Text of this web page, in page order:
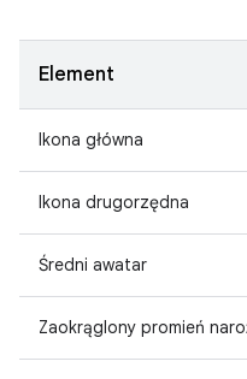
Element
Ikona główna
Ikona drugorzędna
Średni awatar
Zaokrąglony promień